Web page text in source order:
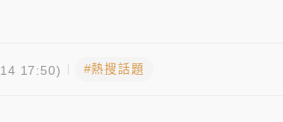
17:50) #熱搜話題